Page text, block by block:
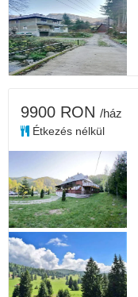
9900 RON /ház
Étkezés nélkül